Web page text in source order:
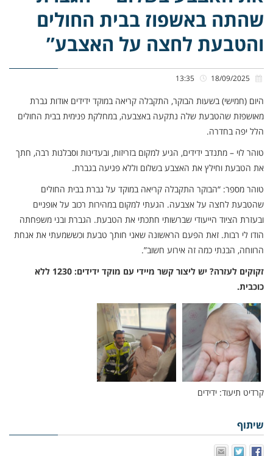
שהתה באשפוז בבית החולים
והטבעת לחצה על האצבע”
היום (חמישי) בשעות הבוקר, התקבלה קריאה במוקד ידידים אודות גברת
מאושפזת שהטבעת שלה נתקעה באצבעה, במחלקת פנימית בבית החולים
הלל יפה בחדרה.
טוהר לוי – מתנדב ידידים, הגיע למקום בזריזות, ובעדינות וסבלנות רבה, חתך
את הטבעת וחילץ את האצבע בשלום וללא פגיעה בגברת.
טוהר מספר: “הבוקר התקבלה קריאה במוקד על גברת בבית החולים
שהטבעת לחצה על אצבעה. הגעתי למקום במהירות רכוב על אופניים
ובעזרת הציוד הייעודי שברשותי חתכתי את הטבעת. הגברת ובני משפחתה
הודו לי רבות. זאת הפעם הראשונה שאני חותך טבעת וכששמעתי את אנחת
הרווחה, הבנתי כמה זה אירוע חשוב”.
זקוקים לעזרה? יש ליצור קשר מיידי עם מוקד ידידים: 1230 ללא
כוכבית.
קרדיט תיעוד: ידידים
שיתוף